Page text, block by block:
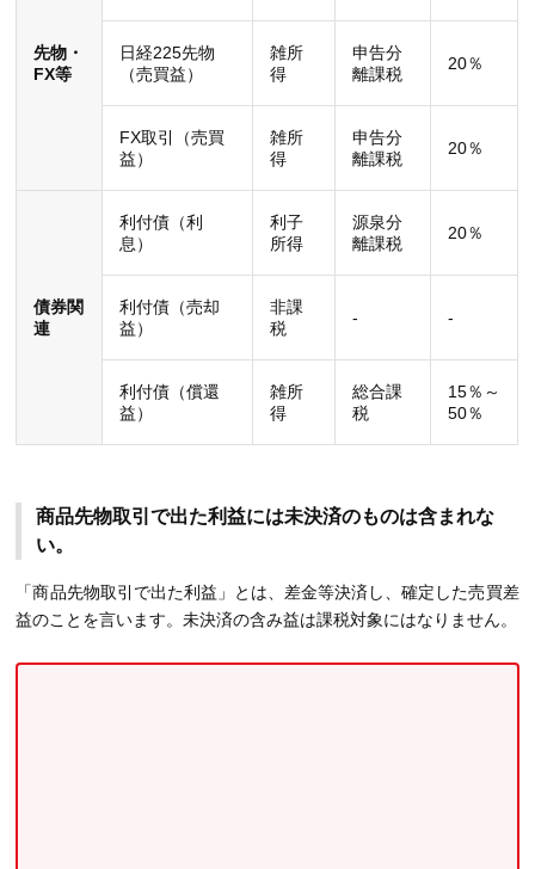
先物・
FX等
日経225先物
（売買益）
雑所
得
申告分
離課税
20％
FX取引（売買
益）
雑所
得
申告分
離課税
20％
債券関
連
利付債（利
息）
利子
所得
源泉分
離課税
20％
利付債（売却
益）
非課
税
- -
利付債（償還
益）
雑所
得
総合課
税
15％～
50％
商品先物取引で出た利益には未決済のものは含まれな
い。
「商品先物取引で出た利益」とは、差金等決済し、確定した売買差
益のことを言います。未決済の含み益は課税対象にはなりません。